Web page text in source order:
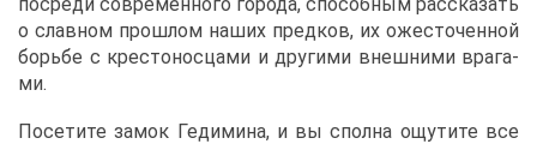
о слав­ном про­шлом на­ших пред­ков, их оже­сто­чен­ной
борь­бе с кре­сто­нос­ца­ми и дру­ги­ми внеш­ни­ми вра­га­
ми.
По­се­ти­те за­мок Ге­ди­ми­на, и вы спол­на ощу­ти­те все